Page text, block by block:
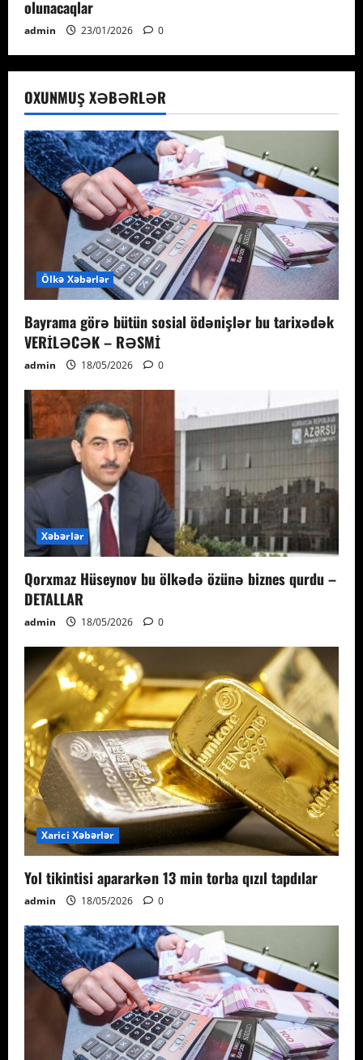
olunacaqlar
admin 23/01/2026 0
OXUNMUŞ XƏBƏRLƏR
Ölkə Xəbərlər
Bayrama görə bütün sosial ödənişlər bu tarixədək
VERİLƏCƏK – RƏSMİ
admin 18/05/2026 0
Xəbərlər
Qorxmaz Hüseynov bu ölkədə özünə biznes qurdu –
DETALLAR
admin 18/05/2026 0
Xarici Xəbərlər
Yol tikintisi apararkən 13 min torba qızıl tapdılar
admin 18/05/2026 0